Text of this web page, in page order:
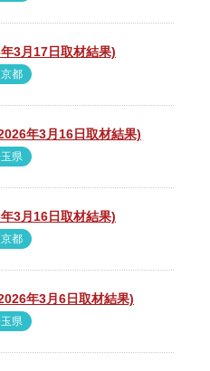
3月17日取材結果)
都
年3月16日取材結果)
県
3月16日取材結果)
都
年3月6日取材結果)
県